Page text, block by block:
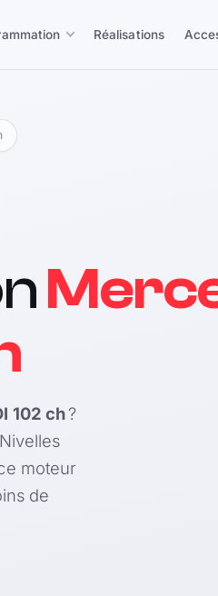
Réalisations
102 ch?
moteur
de